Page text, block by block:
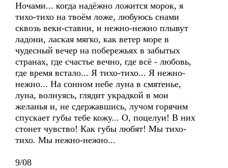
Ночами... когда надёжно ложится морок, я
тихо-тихо на твоём ложе, любуюсь снами
сквозь веки-ставни, и нежно-нежно плывут
ладони, лаская мягко, как ветер море в
чудесный вечер на побережьях в забытых
странах, где счастье вечно, где всё - любовь,
где время встало... Я тихо-тихо... Я нежно-
нежно... На сонном небе луна в смятенье,
луна, волнуясь, глядит украдкой в мои
желанья и, не сдержавшись, лучом горячим
спускает губы тебе кожу... О, поцелуи! В них
стонет чувство! Как губы любят! Мы тихо-
тихо. Мы нежно-нежно...
9/08